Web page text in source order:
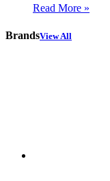
Read More »
BrandsView All